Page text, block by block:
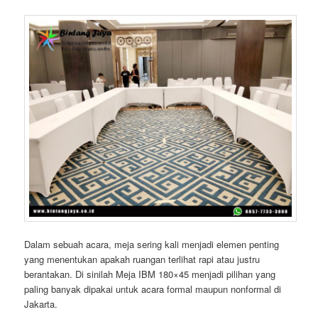
Dalam sebuah acara, meja sering kali menjadi elemen penting
yang menentukan apakah ruangan terlihat rapi atau justru
berantakan. Di sinilah Meja IBM 180×45 menjadi pilihan yang
paling banyak dipakai untuk acara formal maupun nonformal di
Jakarta.